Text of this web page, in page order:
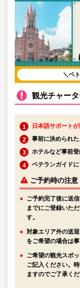
＼ベ
観光チャー
日本語サポート
事前に決められ
ホテルなど事前
ベテランガイド
ご予約時の注意
ご予約完了後に送
までにご登録いた
す。
対象エリア外の送
をご希望の場合は
ご希望の観光スポ
ご記入ください。
ますのでご了承くだ